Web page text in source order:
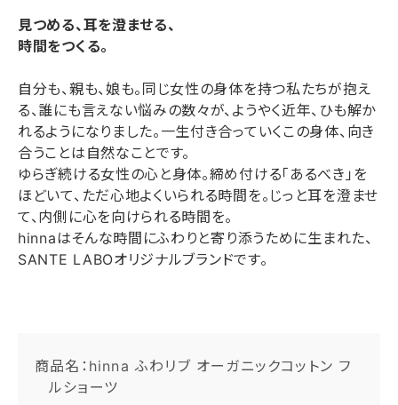
見つめる、耳を澄ませる、
時間をつくる。
自分も、親も、娘も。同じ女性の身体を持つ私たちが抱え
る、誰にも言えない悩みの数々が、ようやく近年、ひも解か
れるようになりました。一生付き合っていくこの身体、向き
合うことは自然なことです。
ゆらぎ続ける女性の心と身体。締め付ける「あるべき」を
ほどいて、ただ心地よくいられる時間を。じっと耳を澄ませ
て、内側に心を向けられる時間を。
hinnaはそんな時間にふわりと寄り添うために生まれた、
SANTE LABOオリジナルブランドです。
商品名：hinna ふわリブ オーガニックコットン フ
ルショーツ